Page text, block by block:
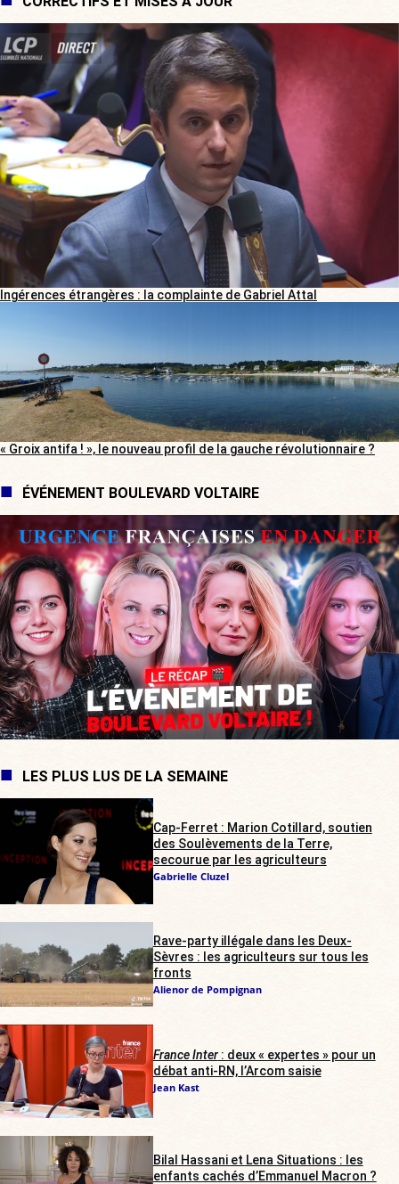
Ingérences étrangères : la complainte de Gabriel Attal
« Groix antifa ! », le nouveau profil de la gauche révolutionnaire ?
ÉVÉNEMENT BOULEVARD VOLTAIRE
LES PLUS LUS DE LA SEMAINE
Cap-Ferret : Marion Cotillard, soutien
des Soulèvements de la Terre,
secourue par les agriculteurs
Gabrielle Cluzel
Rave-party illégale dans les Deux-
Sèvres : les agriculteurs sur tous les
fronts
Alienor de Pompignan
France Inter: deux « expertes » pour un
débat anti-RN, l’Arcom saisie
Jean Kast
Bilal Hassani et Lena Situations : les
enfants cachés d’Emmanuel Macron ?